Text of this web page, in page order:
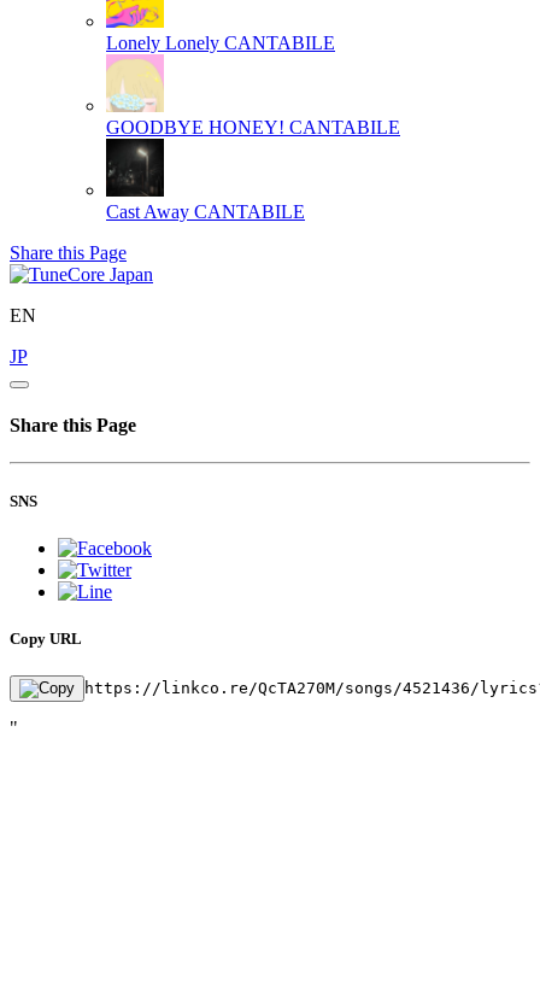
Lonely Lonely CANTABILE
GOODBYE HONEY! CANTABILE
Cast Away CANTABILE
Share this Page
EN
JP
Share this Page
SNS
Copy URL
https://linkco.re/QcTA270M/songs/4521436/
"